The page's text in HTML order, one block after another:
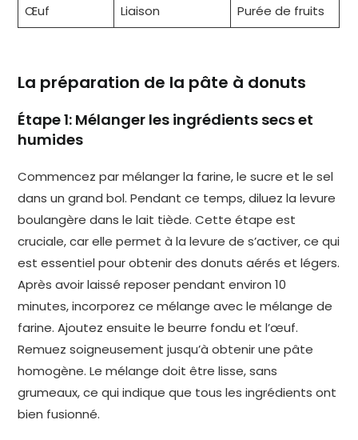
Œuf
Liaison Purée de fruits
La préparation de la pâte à donuts
Étape 1: Mélanger les ingrédients secs et
humides
Commencez par mélanger la farine, le sucre et le sel
dans un grand bol. Pendant ce temps, diluez la levure
boulangère dans le lait tiède. Cette étape est
cruciale, car elle permet à la levure de s’activer, ce qui
est essentiel pour obtenir des donuts aérés et légers.
Après avoir laissé reposer pendant environ 10
minutes, incorporez ce mélange avec le mélange de
farine. Ajoutez ensuite le beurre fondu et l’œuf.
Remuez soigneusement jusqu’à obtenir une pâte
homogène. Le mélange doit être lisse, sans
grumeaux, ce qui indique que tous les ingrédients ont
bien fusionné.